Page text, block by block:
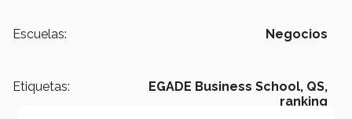
Escuelas: Negocios
Etiquetas: EGADE Business School, QS,
ranking